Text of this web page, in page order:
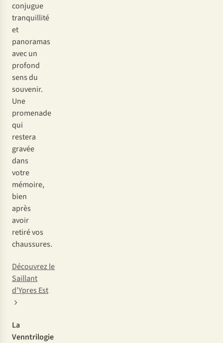
conjugue
tranquillité
et
panoramas
avec un
profond
sens du
souvenir.
Une
promenade
qui
restera
gravée
dans
votre
mémoire,
bien
après
avoir
retiré vos
chaussures.
Découvrez le
Saillant
d’Ypres Est
La
Venntrilogie